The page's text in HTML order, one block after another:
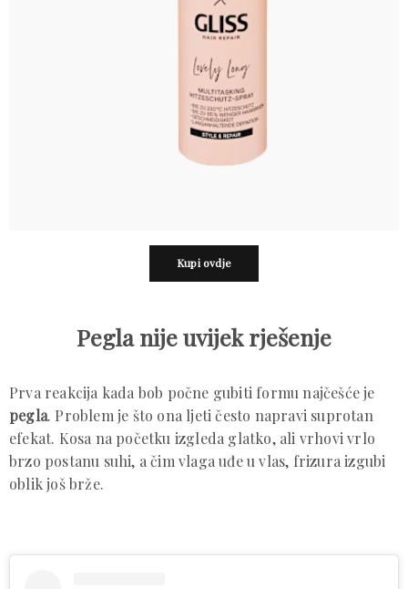
Kupi ovdje
Pegla nije uvijek rješenje
Prva reakcija kada bob počne gubiti formu najčešće je
pegla. Problem je što ona ljeti često napravi suprotan
efekat. Kosa na početku izgleda glatko, ali vrhovi vrlo
brzo postanu suhi, a čim vlaga uđe u vlas, frizura izgubi
oblik još brže.